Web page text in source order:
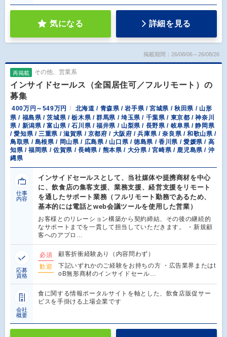
気になる 詳細を見る
掲載期間：26/08/06～26/08/26
再掲載 その他、営業系
インサイドセールス（全国居住可／フルリモート）の
募集
400万円～549万円
北海道 / 青森県 / 岩手県 / 宮城県 / 秋田県 / 山形
県 / 福島県 / 茨城県 / 栃木県 / 群馬県 / 埼玉県 / 千葉県 / 東京都 / 神奈川
県 / 新潟県 / 富山県 / 石川県 / 福井県 / 山梨県 / 長野県 / 岐阜県 / 静岡県
/ 愛知県 / 三重県 / 滋賀県 / 京都府 / 大阪府 / 兵庫県 / 奈良県 / 和歌山県 /
鳥取県 / 島根県 / 岡山県 / 広島県 / 山口県 / 徳島県 / 香川県 / 愛媛県 / 高
知県 / 福岡県 / 佐賀県 / 長崎県 / 熊本県 / 大分県 / 宮崎県 / 鹿児島県 / 沖
縄県
仕事
内容
インサイドセールスとして、当社媒体や提携商材を中心
に、飲食店の集客支援、業務支援、経営支援をリモート
を通したサポート業務（フルリモート勤務であるため、
基本的には電話とweb会議ツールを使用した営業）
お客様とのリレーション構築から契約締結、その後の継続的
なサポートまでを一貫して担当していただきます。 ・新規顧
客へのアプロ…
応募
資格
必須
顧客折衝経験あり（内容問わず）
歓迎
下記いずれかのご経験をお持ちの方 ・広告業界またはt
oB無形商材のインサイドセール…
会社
概要
食に関する情報ポータルサイトを軸とした、飲食店販促サー
ビスを手掛ける上場企業です